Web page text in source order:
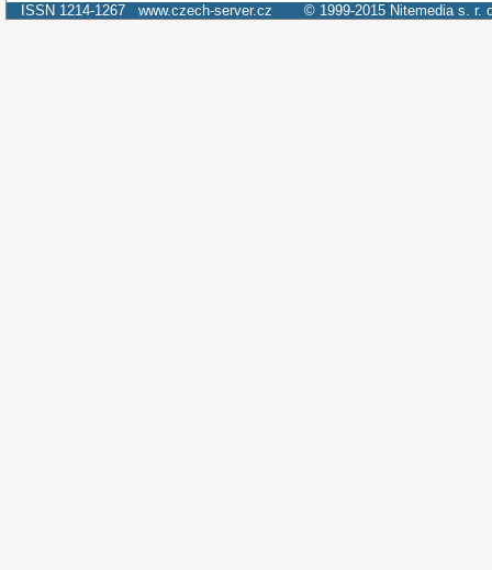
ISSN 1214-1267 www.czech-server.cz © 1999-2015 Nitemedia s. r.